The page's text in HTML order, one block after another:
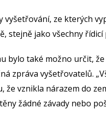
ze kterých
stejně jako všechny
bylo také možno určit,
zpráva vyšetřovatelů.
že vznikla nárazem do
žádné závady nebo